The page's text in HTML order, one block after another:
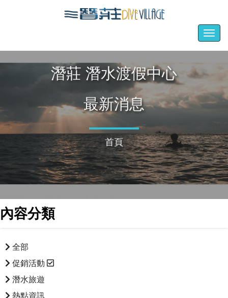
潛莊 潛水渡假中心
最新消息
首頁
內容分類
全部
促銷活動
潛水旅遊
熱點資訊